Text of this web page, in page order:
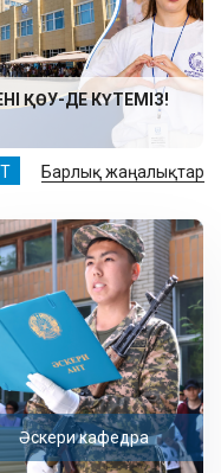
Барлық жаңалықтар
ҚӨУ-ДЕ КҮТЕМІЗ!
Әскери кафедра